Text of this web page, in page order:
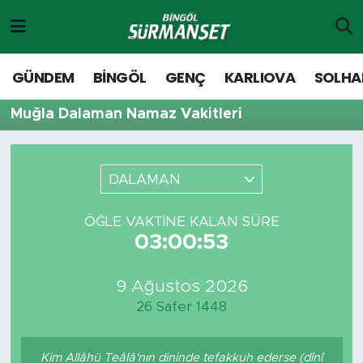
GÜNDEM BİNGÖL GENÇ KARLIOVA
Muğla Dalaman Namaz Vakitleri
DALAMAN
ÖĞLE VAKTINE KALAN SÜRE
03:00:53
9 Ağustos 2026
26 Safer 1448
Kim Allâhü Teâlâ'nın dininde tefakkuh ederse (dînî
Genç
Solhan
Adaklı-Kiğı
MD Prestij Dergisi
Siyaset
Merkez Hava Durumu
Merkez Trafik Yoğunluk Haritası
Süper Lig Puan Durumu ve Fikstür
Tüm Manşetler